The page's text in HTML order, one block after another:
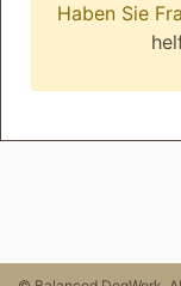
Haben Sie